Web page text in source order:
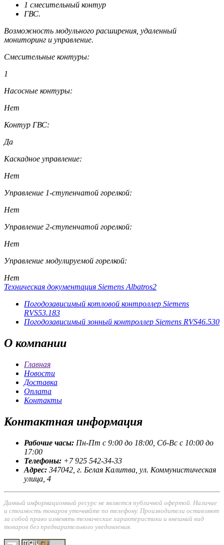
1 смесительный контур
ГВС.
Возможность модульного расширения, удаленный
мониторинг и управление.
Смесительные контуры:
1
Насосные контуры:
Нет
Контур ГВС:
Да
Каскадное управление:
Нет
Управление 1-ступенчатой горелкой:
Нет
Управление 2-ступенчатой горелкой:
Нет
Управление модулируемой горелкой:
Нет
Техническая документация Siemens Albatros2
Погодозависимый котловой контроллер Siemens
RVS53.183
Погодозависимый зонный контроллер Siemens RVS46.530
О компании
Главная
Новости
Доставка
Оплата
Контакты
Контактная информация
Рабочие часы: Пн-Пт с 9:00 до 18:00, Сб-Вс с 10:00 до
17:00
Телефоны: +7 925 542-34-33
Адрес: 347042, г. Белая Калитва, ул. Коммунистическая
улица, 4
Данный информационный ресурс не является публичной офертой. Наличие
и стоимость товаров уточняйте по телефону. Производители оставляют
за собой право изменять технические характеристики и внешний вид
товаров без предварительного уведомления.